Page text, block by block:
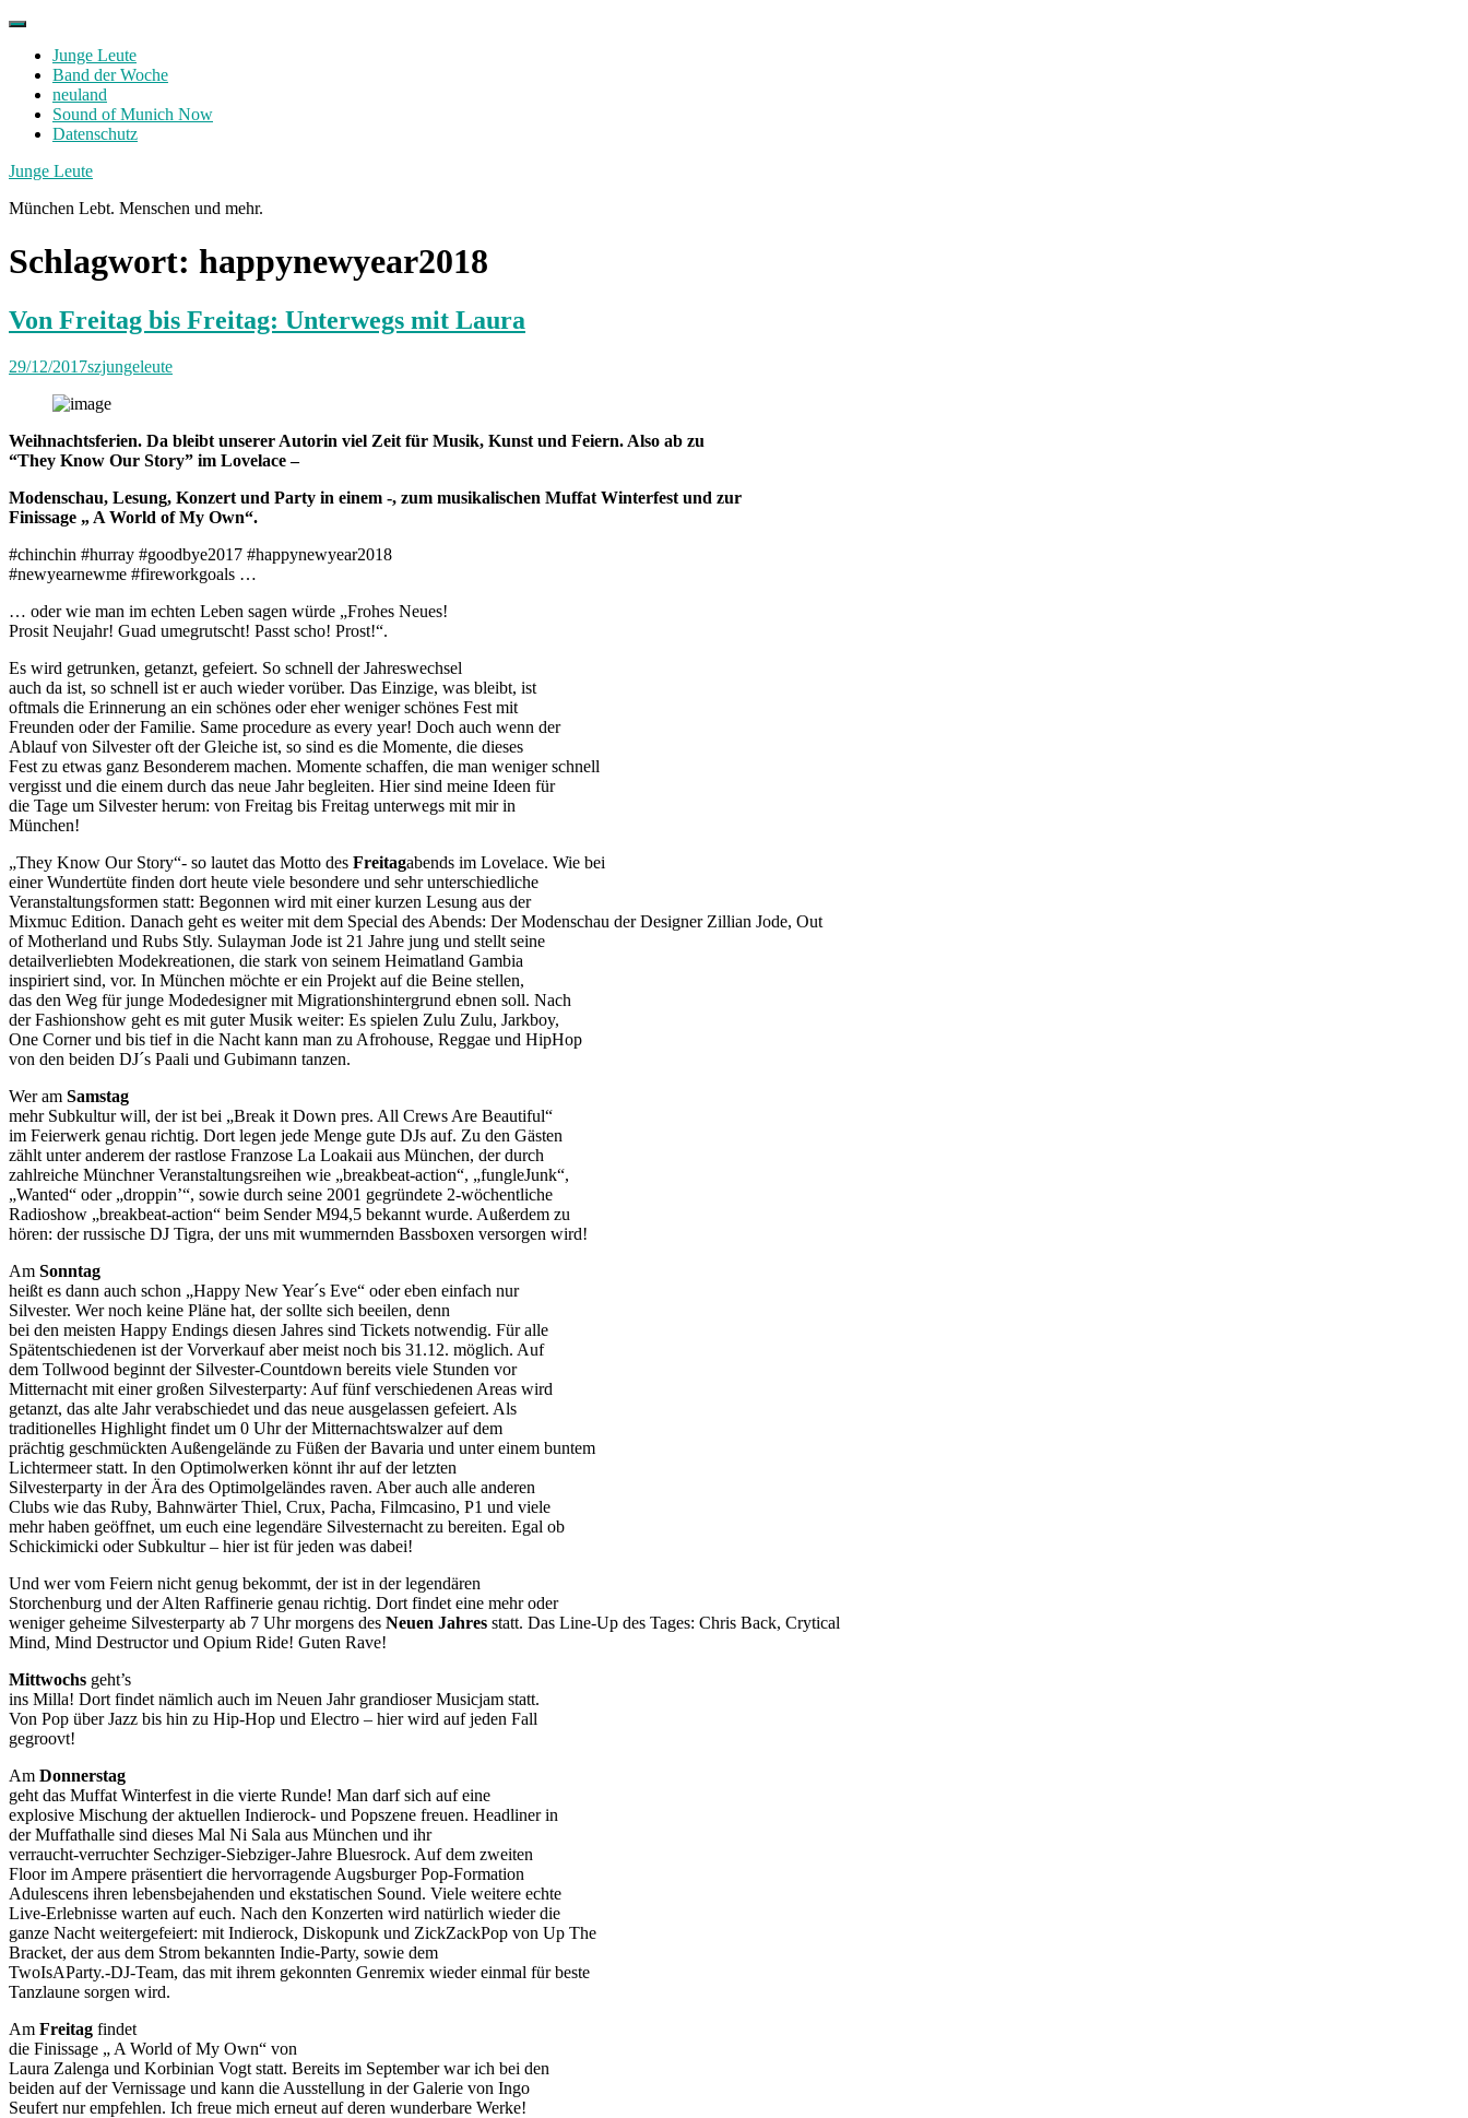
Skip
contentJunge Leute
Band der Woche
neuland
Sound of Munich Now
Datenschutz
Facebook
Twitter
Instagram
Junge Leute
München Lebt. Menschen und mehr.
Schlagwort: happynewyear2018
Von Freitag bis Freitag: Unterwegs mit Laura
29/12/2017szjungeleute
Weihnachtsferien. Da bleibt unserer Autorin viel Zeit für Musik, Kunst und Feiern. Also ab zu
“They Know Our Story” im Lovelace –
Modenschau, Lesung, Konzert und Party in einem -, zum musikalischen Muffat Winterfest und zur
Finissage „ A World of My Own“.
#chinchin #hurray #goodbye2017 #happynewyear2018
#newyearnewme #fireworkgoals …
… oder wie man im echten Leben sagen würde „Frohes Neues!
Prosit Neujahr! Guad umegrutscht! Passt scho! Prost!“.
Es wird getrunken, getanzt, gefeiert. So schnell der Jahreswechsel
auch da ist, so schnell ist er auch wieder vorüber. Das Einzige, was bleibt, ist
oftmals die Erinnerung an ein schönes oder eher weniger schönes Fest mit
Freunden oder der Familie. Same procedure as every year! Doch auch wenn der
Ablauf von Silvester oft der Gleiche ist, so sind es die Momente, die dieses
Fest zu etwas ganz Besonderem machen. Momente schaffen, die man weniger schnell
vergisst und die einem durch das neue Jahr begleiten. Hier sind meine Ideen für
die Tage um Silvester herum: von Freitag bis Freitag unterwegs mit mir in
München!
„They Know Our Story“- so lautet das Motto des Freitagabends im Lovelace. Wie bei
einer Wundertüte finden dort heute viele besondere und sehr unterschiedliche
Veranstaltungsformen statt: Begonnen wird mit einer kurzen Lesung aus der
Mixmuc Edition. Danach geht es weiter mit dem Special des Abends: Der Modenschau der Designer Zillian Jode, Out
of Motherland und Rubs Stly. Sulayman Jode ist 21 Jahre jung und stellt seine
detailverliebten Modekreationen, die stark von seinem Heimatland Gambia
inspiriert sind, vor. In München möchte er ein Projekt auf die Beine stellen,
das den Weg für junge Modedesigner mit Migrationshintergrund ebnen soll. Nach
der Fashionshow geht es mit guter Musik weiter: Es spielen Zulu Zulu, Jarkboy,
One Corner und bis tief in die Nacht kann man zu Afrohouse, Reggae und HipHop
von den beiden DJ´s Paali und Gubimann tanzen.
Wer am Samstag
mehr Subkultur will, der ist bei „Break it Down pres. All Crews Are Beautiful“
im Feierwerk genau richtig. Dort legen jede Menge gute DJs auf. Zu den Gästen
zählt unter anderem der rastlose Franzose La Loakaii aus München, der durch
zahlreiche Münchner Veranstaltungsreihen wie „breakbeat-action“, „fungleJunk“,
„Wanted“ oder „droppin’“, sowie durch seine 2001 gegründete 2-wöchentliche
Radioshow „breakbeat-action“ beim Sender M94,5 bekannt wurde. Außerdem zu
hören: der russische DJ Tigra, der uns mit wummernden Bassboxen versorgen wird!
Am Sonntag
heißt es dann auch schon „Happy New Year´s Eve“ oder eben einfach nur
Silvester. Wer noch keine Pläne hat, der sollte sich beeilen, denn
bei den meisten Happy Endings diesen Jahres sind Tickets notwendig. Für alle
Spätentschiedenen ist der Vorverkauf aber meist noch bis 31.12. möglich. Auf
dem Tollwood beginnt der Silvester-Countdown bereits viele Stunden vor
Mitternacht mit einer großen Silvesterparty: Auf fünf verschiedenen Areas wird
getanzt, das alte Jahr verabschiedet und das neue ausgelassen gefeiert. Als
traditionelles Highlight findet um 0 Uhr der Mitternachtswalzer auf dem
prächtig geschmückten Außengelände zu Füßen der Bavaria und unter einem buntem
Lichtermeer statt. In den Optimolwerken könnt ihr auf der letzten
Silvesterparty in der Ära des Optimolgeländes raven. Aber auch alle anderen
Clubs wie das Ruby, Bahnwärter Thiel, Crux, Pacha, Filmcasino, P1 und viele
mehr haben geöffnet, um euch eine legendäre Silvesternacht zu bereiten. Egal ob
Schickimicki oder Subkultur – hier ist für jeden was dabei!
Und wer vom Feiern nicht genug bekommt, der ist in der legendären
Storchenburg und der Alten Raffinerie genau richtig. Dort findet eine mehr oder
weniger geheime Silvesterparty ab 7 Uhr morgens des Neuen Jahres statt. Das Line-Up des Tages: Chris Back, Crytical
Mind, Mind Destructor und Opium Ride! Guten Rave!
Mittwochs geht’s
ins Milla! Dort findet nämlich auch im Neuen Jahr grandioser Musicjam statt.
Von Pop über Jazz bis hin zu Hip-Hop und Electro – hier wird auf jeden Fall
gegroovt!
Am Donnerstag
geht das Muffat Winterfest in die vierte Runde! Man darf sich auf eine
explosive Mischung der aktuellen Indierock- und Popszene freuen. Headliner in
der Muffathalle sind dieses Mal Ni Sala aus München und ihr
verraucht-verruchter Sechziger-Siebziger-Jahre Bluesrock. Auf dem zweiten
Floor im Ampere präsentiert die hervorragende Augsburger Pop-Formation
Adulescens ihren lebensbejahenden und ekstatischen Sound. Viele weitere echte
Live-Erlebnisse warten auf euch. Nach den Konzerten wird natürlich wieder die
ganze Nacht weitergefeiert: mit Indierock, Diskopunk und ZickZackPop von Up The
Bracket, der aus dem Strom bekannten Indie-Party, sowie dem
TwoIsAParty.-DJ-Team, das mit ihrem gekonnten Genremix wieder einmal für beste
Tanzlaune sorgen wird.
Am Freitag findet
die Finissage „ A World of My Own“ von
Laura Zalenga und Korbinian Vogt statt. Bereits im September war ich bei den
beiden auf der Vernissage und kann die Ausstellung in der Galerie von Ingo
Seufert nur empfehlen. Ich freue mich erneut auf deren wunderbare Werke!